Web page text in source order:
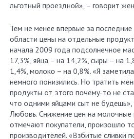
льготный проездной», – говорит
Тем не менее впервые за
области цены на отдельные
начала 2009 года подсолнечное
17,3%, яйца – на 14,2%, сыры – на
1,4%, молоко – на 0,8%. «Я
немного понизились. Но тратить
продукты от этого почему-то не
что одними яйцами сыт не будешь»,
Любовь. Снижение цен на молочные
отмечают покупатели, произошло
производителей. «Взбитые сливки